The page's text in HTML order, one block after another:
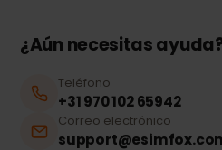
¿Aún necesitas
Teléfono
+31 970 102 65942
Correo electrónico